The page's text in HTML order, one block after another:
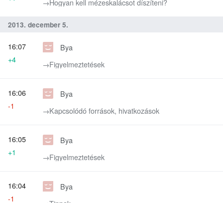
2013. december 5.
Bya
→‎Figyelmeztetések
16:07
+4
Bya
→‎Kapcsolódó források, hivatkozások
16:06
-1
Bya
→‎Figyelmeztetések
16:05
+1
Bya
16:04
-1